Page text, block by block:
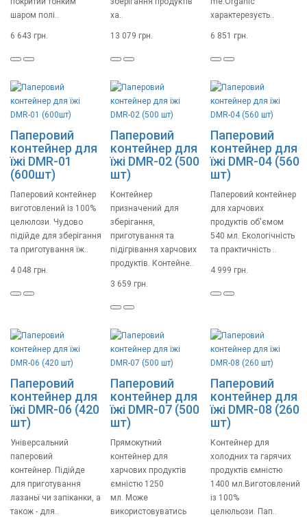
шаром полі..
6 643 грн.
ха..
13 079 грн.
характерезуєть..
6 851 грн.
Паперовий
контейнер для
їжі DMR-01
(600шт)
Паперовий контейнер
виготовлений із 100%
целюлози. Чудово
підійде для зберігання
та приготування їж..
4 048 грн.
Паперовий
контейнер для
їжі DMR-02 (500
шт)
Контейнер
призначений для
зберігання,
приготування та
підігрівання харчових
продуктів. Контейне..
3 659 грн.
Паперовий
контейнер для
їжі DMR-04 (560
шт)
Паперовий контейнер
для харчових
продуктів об'ємом
540 мл. Екологічність
та практичність ..
4 999 грн.
Паперовий
контейнер для
їжі DMR-06 (420
шт)
Універсальний
паперовий
контейнер. Підійде
для приготування
лазаньї чи запіканки, а
також - для..
Паперовий
контейнер для
їжі DMR-07 (500
шт)
Прямокутний
контейнер для
харчових продуктів
ємністю 1250
мл. Може
використовуватись
Паперовий
контейнер для
їжі DMR-08 (260
шт)
Контейнер для
холодних та гарячих
продуктів ємністю
1400 мл.Виготовлений
із 100%
целюльози. Пап..